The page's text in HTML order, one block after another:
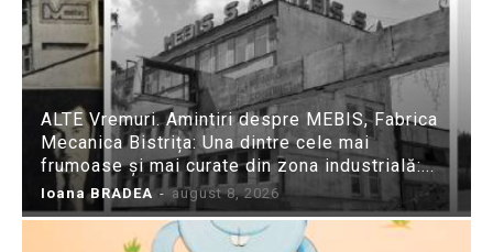
ALTE Vremuri. Amintiri despre MEBIS, Fabrica
Mecanica Bistrița: Una dintre cele mai
frumoase și mai curate din zona industrială:...
Ioana BRADEA - august 8, 2026